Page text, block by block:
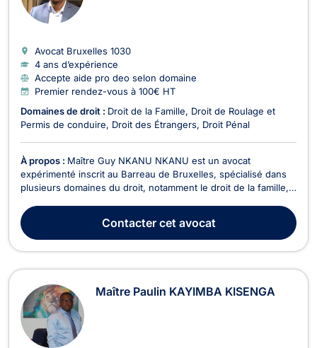
Avocat Bruxelles 1030
4 ans d’expérience
Accepte aide pro deo selon domaine
Premier rendez-vous à 100€ HT
Domaines de droit : Droit de la Famille
Droit de Roulage et
Permis de conduire
Droit des Étrangers Droit Pénal
À propos : Maître Guy NKANU NKANU est un avocat
expérimenté inscrit au Barreau de Bruxelles, spécialisé dans
plusieurs domaines du droit, notamment le droit de la famille,
la famille, il intervient sur des questions telles que les
différends relatifs au divorce, la pens...
Contactercet avocat
Maître Paulin KAYIMBA KISENGA